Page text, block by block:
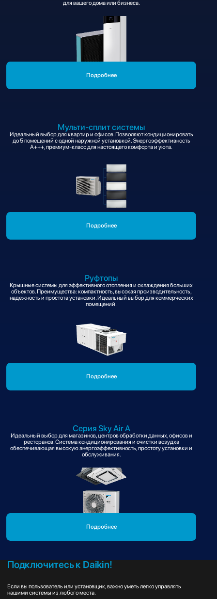
для вашего дома или бизнеса.
Подробнее
Мульти-сплит системы
Идеальный выбор для квартир и офисов. Позволяют кондиционировать
до 5 помещений с одной наружной установкой. Энергоэффективность
A+++, премиум-класс для настоящего комфорта и уюта.
Подробнее
Руфтопы
Крышные системы для эффективного отопления и охлаждения больших
объектов. Преимущества: компактность, высокая производительность,
надежность и простота установки. Идеальный выбор для коммерческих
помещений.
Подробнее
Серия Sky Air A
Идеальный выбор для магазинов, центров обработки данных, офисов и
ресторанов. Система кондиционирования и очистки возудха
обеспечивающая высокую энергоэффективность, простоту установки и
обслуживания.
Подробнее
Подключитесь к Daikin!
Если вы пользователь или установщик, важно уметь легко управлять
нашими системы из любого места.